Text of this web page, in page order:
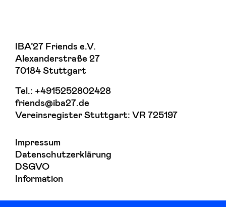
IBA’27 Friends e.V.
Alexanderstraße 27
70184 Stuttgart
Tel.: +4915252802428
friends@iba27.de
Vereinsregister Stuttgart: VR 725197
Impressum
Datenschutzerklärung
DSGVO
Information